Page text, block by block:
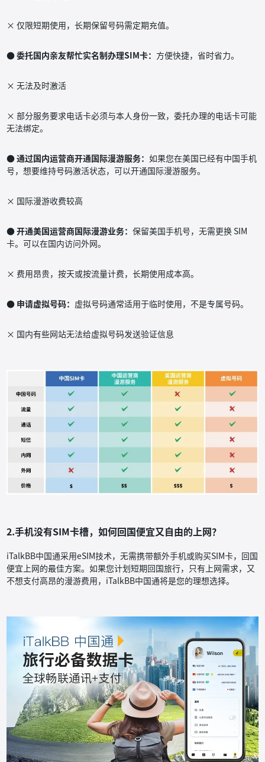
× 仅限短期使用，长期保留号码需定期充值。
● 委托国内亲友帮忙实名制办理SIM卡： 方便快捷，省时省力。
× 无法及时激活
× 部分服务要求电话卡必须与本人身份一致，委托办理的电话卡可能
无法绑定。
● 通过国内运营商开通国际漫游服务：如果您在美国已经有中国手机
号，想要维持号码激活状态，可以开通国际漫游服务。
× 国际漫游收费较高
● 开通美国运营商国际漫游业务：保留美国手机号，无需更换 SIM
卡。可以在国内访问外网。
× 费用昂贵，按天或按流量计费，长期使用成本高。
● 申请虚拟号码： 虚拟号码通常适用于临时使用，不是专属号码。
× 国内有些网站无法给虚拟号码发送验证信息
2.手机没有SIM卡槽，如何回国便宜又自由的上网？
iTalkBB中国通采用eSIM技术，无需携带额外手机或购买SIM卡，回国
便宜上网的最佳方案。如果您计划短期回国旅行，只有上网需求，又
不想支付高昂的漫游费用，iTalkBB中国通将是您的理想选择。